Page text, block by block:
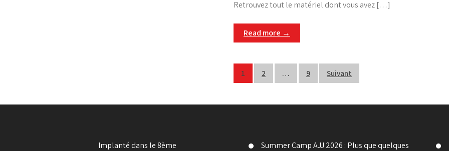
Retrouvez tout le matériel dont vous avez […]
Read more →
Pagination
1 2 … 9 Suivant
Implanté dans le 8ème
Summer Camp AJJ 2026 : Plus que quelques